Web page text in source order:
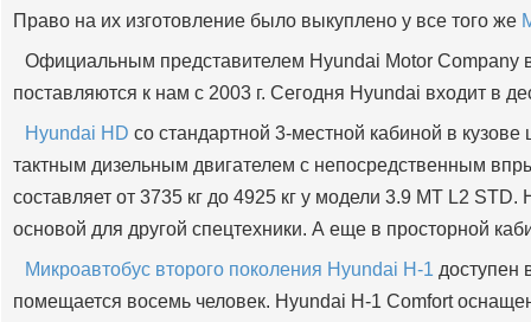
Право на их изготовление было выкуплено у все того же
Официальным представителем Hyundai Motor Company
поставляются к нам с 2003 г. Сегодня Hyundai входит в
Hyundai HD со стандартной 3-местной кабиной в
тактным дизельным двигателем с непосредственным
составляет от 3735 кг до 4925 кг у модели 3.9 MT L2
основой для другой спецтехники. А еще в просторной
Микроавтобус второго поколения Hyundai H-1 доступен
помещается восемь человек. Hyundai H-1 Comfort